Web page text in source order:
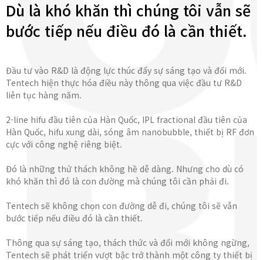
Dù là khó khăn thì chúng tôi vẫn sẽ
bước tiếp nếu điều đó là cần thiết.
Đầu tư vào R&D là động lực thúc đẩy sự sáng tạo và đổi mới.
Tentech hiện thực hóa điều này thông qua việc đầu tư R&D
liên tục hàng năm.
2-line hifu đầu tiên của Hàn Quốc, IPL fractional đầu tiên của
Hàn Quốc, hifu xung dài, sóng âm nanobubble, thiết bị RF đơn
cực với công nghệ riêng biệt.
Đó là những thử thách không hề dễ dàng. Nhưng cho dù có
khó khăn thì đó là con đường mà chúng tôi cần phải đi.
Tentech sẽ không chọn con đường dễ đi, chúng tôi sẽ vẫn
bước tiếp nếu điều đó là cần thiết.
Thông qua sự sáng tạo, thách thức và đổi mới không ngừng,
Tentech sẽ phát triển vượt bậc trở thành một công ty thiết bị